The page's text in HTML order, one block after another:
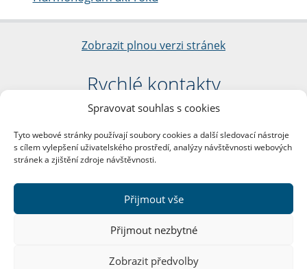
Spravovat souhlas s cookies
Tyto webové stránky používají soubory cookies a další sledovací nástroje
s cílem vylepšení uživatelského prostředí, analýzy návštěvnosti webových
stránek a zjištění zdroje návštěvnosti.
Přijmout vše
Přijmout nezbytné
Zobrazit předvolby
Zobrazit plnou verzi stránek
Rychlé kontakty
Filozofická fakulta
nám. Jana Palacha 1/2
116 38 Praha 1
DIČ: CZ00216208
Další kontakty